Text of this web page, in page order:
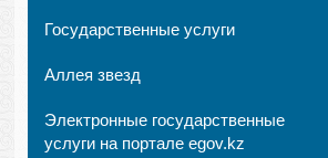
Государственные услуги
Аллея звезд
Электронные государственные
услуги на портале egov.kz